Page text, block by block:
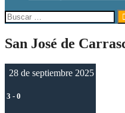
Buscar:
San José de
28 de septiembre 2025
3 - 0